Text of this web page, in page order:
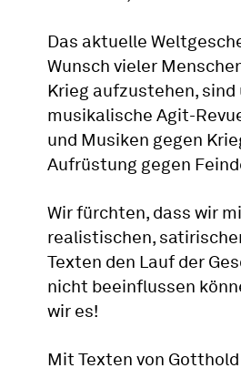
Das aktuelle
Wunsch vieler
Krieg aufzustehen,
musikalische Agit-
und Musiken gegen
Aufrüstung gegen
Wir fürchten, dass wir
realistischen,
Texten den Lauf der
nicht beeinflussen
wir es!
Mit Texten von